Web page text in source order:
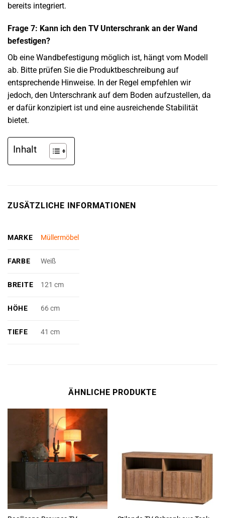
bereits integriert.
Frage 7: Kann ich den TV Unterschrank an der Wand
befestigen?
Ob eine Wandbefestigung möglich ist, hängt vom Modell
ab. Bitte prüfen Sie die Produktbeschreibung auf
entsprechende Hinweise. In der Regel empfehlen wir
jedoch, den Unterschrank auf dem Boden aufzustellen, da
er dafür konzipiert ist und eine ausreichende Stabilität
bietet.
Inhalt
ZUSÄTZLICHE INFORMATIONEN
MARKE Müllermöbel
FARBE Weiß
BREITE 121 cm
HÖHE 66 cm
TIEFE 41 cm
ÄHNLICHE PRODUKTE